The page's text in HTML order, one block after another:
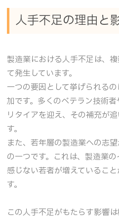
人手不足の理由と
製造業における人手不足は、
て発生しています。
一つの要因として挙げられる
加です。多くのベテラン技術
リタイアを迎え、その補充が
す。
また、若年層の製造業への志
の一つです。これは、製造業
感じない若者が増えているこ
す。
この人手不足がもたらす影響